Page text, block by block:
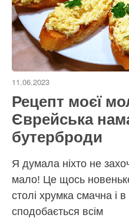
11.06.2023
Рецепт моєї
Єврейська
бутерброди
Я думала ніхто не
мало! Це щось
столі хрумка смачна і в
сподобається всім